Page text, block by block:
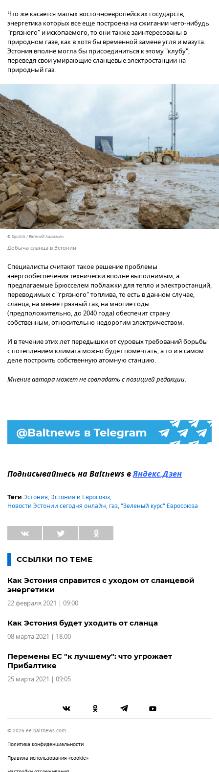
Что же касается малых восточноевропейских государств,
энергетика которых все еще построена на сжигании чего-нибудь
"грязного" и ископаемого, то они также заинтересованы в
природном газе, как в хотя бы временной замене угля и мазута.
Эстония вполне могла бы присоединиться к этому "клубу",
переведя свои умирающие сланцевые электростанции на
природный газ.
© Sputnik / Евгений Ашихмин.
Добыча сланца в Эстонии
Специалисты считают такое решение проблемы
энергообеспечения технически вполне выполнимым, а
предлагаемые Брюсселем поблажки для тепло и электростанций,
переводимых с "грязного" топлива, то есть в данном случае,
сланца, на менее грязный газ, на многие годы
(предположительно, до 2040 года) обеспечит страну
собственным, относительно недорогим электричеством.
И в течение этих лет передышки от суровых требований борьбы
с потеплением климата можно будет помечтать, а то и в самом
деле построить собственную атомную станцию.
Мнение автора может не совпадать с позицией редакции.
Подписывайтесь на Baltnews вЯндекс.Дзен
Теги Эстония,Эстония и Евросоюз,
Новости Эстонии сегодня онлайн, газ,"Зеленый курс" Евросоюза
ССЫЛКИ ПО ТЕМЕ
Как Эстония справится с уходом от сланцевой
энергетики
22 февраля 2021 | 09:00
Как Эстония будет уходить от сланца
08 марта 2021 | 18:00
Перемены ЕС "к лучшему": что угрожает
Прибалтике
25 марта 2021 | 09:05
© 2026 ee.baltnews.com
Политика конфиденциальности
Правила использования «cookie»